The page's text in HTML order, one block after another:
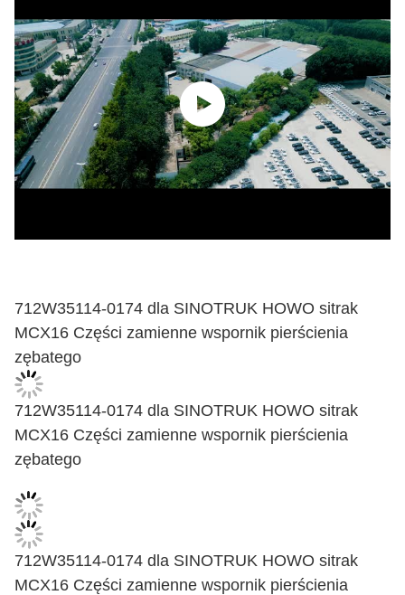
712W35114-0174 dla SINOTRUK HOWO sitrak
MCX16 Części zamienne wspornik pierścienia
zębatego
712W35114-0174 dla SINOTRUK HOWO sitrak
MCX16 Części zamienne wspornik pierścienia
zębatego
712W35114-0174 dla SINOTRUK HOWO sitrak
MCX16 Części zamienne wspornik pierścienia